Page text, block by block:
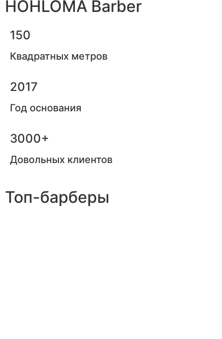
HOHLOMA Barber
150
Квадратных метров
2017
Год основания
3000+
Довольных клиентов
Топ-барберы